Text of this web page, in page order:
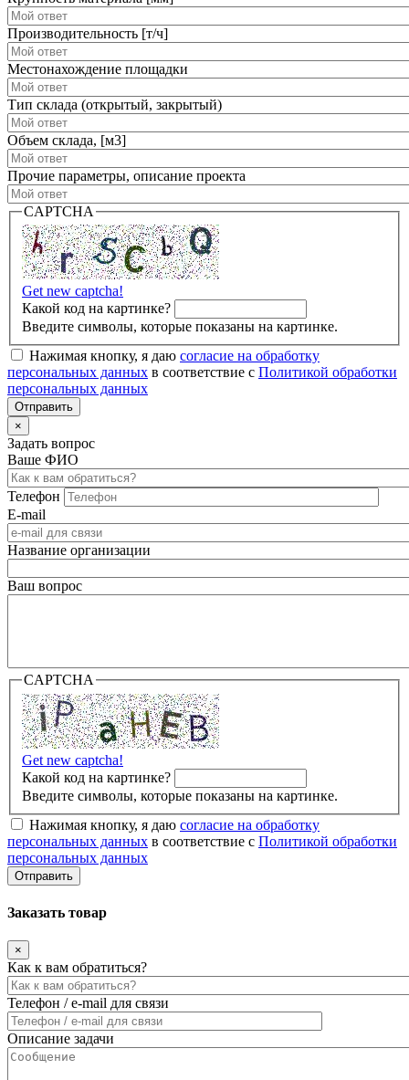
Производительность [т/ч]
Местонахождение площадки
Тип склада (открытый, закрытый)
Объем склада, [м3]
Прочие параметры, описание проекта
CAPTCHA
Get new captcha!
Какой код на картинке?
Введите символы, которые показаны на картинке.
Нажимая кнопку, я даю согласие на обработку
персональных данных в соответствие с Политикой обработки
персональных данных
×
Задать вопрос
Ваше ФИО
Телефон
E-mail
Название организации
Ваш вопрос
CAPTCHA
Get new captcha!
Какой код на картинке?
Введите символы, которые показаны на картинке.
Нажимая кнопку, я даю согласие на обработку
персональных данных в соответствие с Политикой обработки
персональных данных
Заказать товар
×
Как к вам обратиться?
Телефон / e-mail для связи
Описание задачи